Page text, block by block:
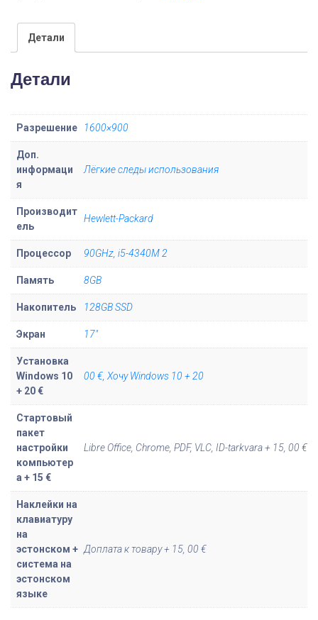
в
Z
o
Детали
Детали
Разрешение 1600×900
Доп.
информаци
я
Лёгкие следы использования
Производит
ель
Hewlett-Packard
Процессор 90GHz i5-4340M 2
Память 8GB
Накопитель 128GB SSD
Экран 17"
Установка
Windows 10
+ 20 €
00 € Хочу Windows 10 + 20
Стартовый
пакет
настройки
компьютер
а + 15 €
Libre Office, Chrome, PDF, VLC, ID-tarkvara + 15, 00 €
Наклейки на
клавиатуру
на
эстонском +
система на
эстонском
языке
Доплата к товару + 15, 00 €